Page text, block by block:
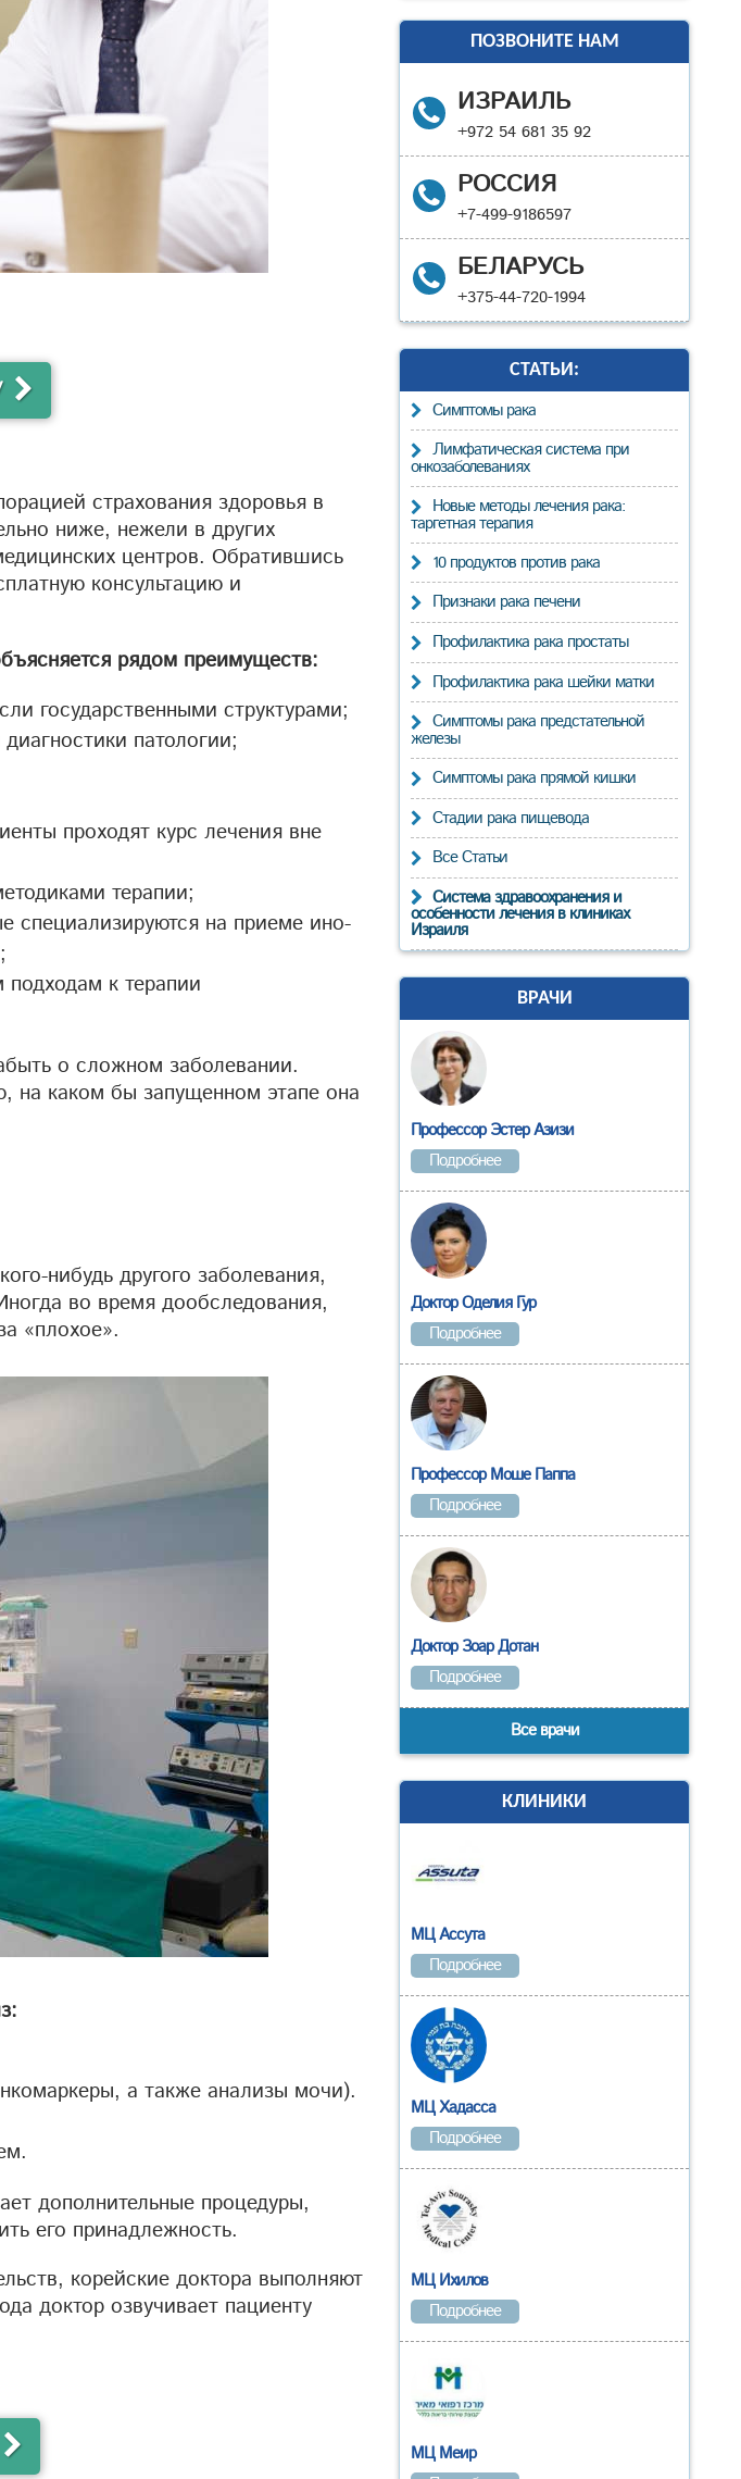
страхования здоровья в
ниже, нежели в других
центров. Обратившись
консультацию и
рядом преимуществ:
государственными структурами;
патологии;
проходят курс лечения вне
терапии;
специализируются на приеме ино-
к терапии
о сложном заболевании.
на каком бы запущенном этапе она
нибудь другого заболевания,
во время дообследования,
«плохое».
а также анализы мочи).
дополнительные процедуры,
его принадлежность.
корейские доктора выполняют
доктор озвучивает пациенту
ПОЗВОНИТЕ НАМ
ИЗРАИЛЬ
+972 54 681 35 92
РОССИЯ
+7-499-9186597
БЕЛАРУСЬ
+375-44-720-1994
СТАТЬИ:
Cимптомы рака
Лимфатическая система при
онкозаболеваниях
Новые методы лечения рака:
таргетная терапия
10 продуктов против рака
Признаки рака печени
Профилактика рака простаты
Профилактика рака шейки матки
Симптомы рака предстательной
железы
Симптомы рака прямой кишки
Стадии рака пищевода
Все Статьи
Система здравоохранения и
особенности лечения в клиниках
Израиля
ВРАЧИ
Профессор Эстер Азизи
Подробнее
Доктор Оделия Гур
Подробнее
Профессор Моше Паппа
Подробнее
Доктор Зоар Дотан
Подробнее
Все врачи
КЛИНИКИ
МЦ Ассута
Подробнее
МЦ Хадасса
Подробнее
МЦ Ихилов
Подробнее
МЦ Меир